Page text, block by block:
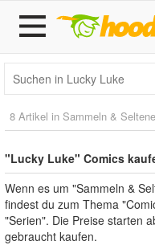
8 Artikel in Sammeln &
"Lucky Luke" Comics
Wenn es um "Sammeln &
findest du zum Thema
"Serien". Die Preise starten
gebraucht kaufen.